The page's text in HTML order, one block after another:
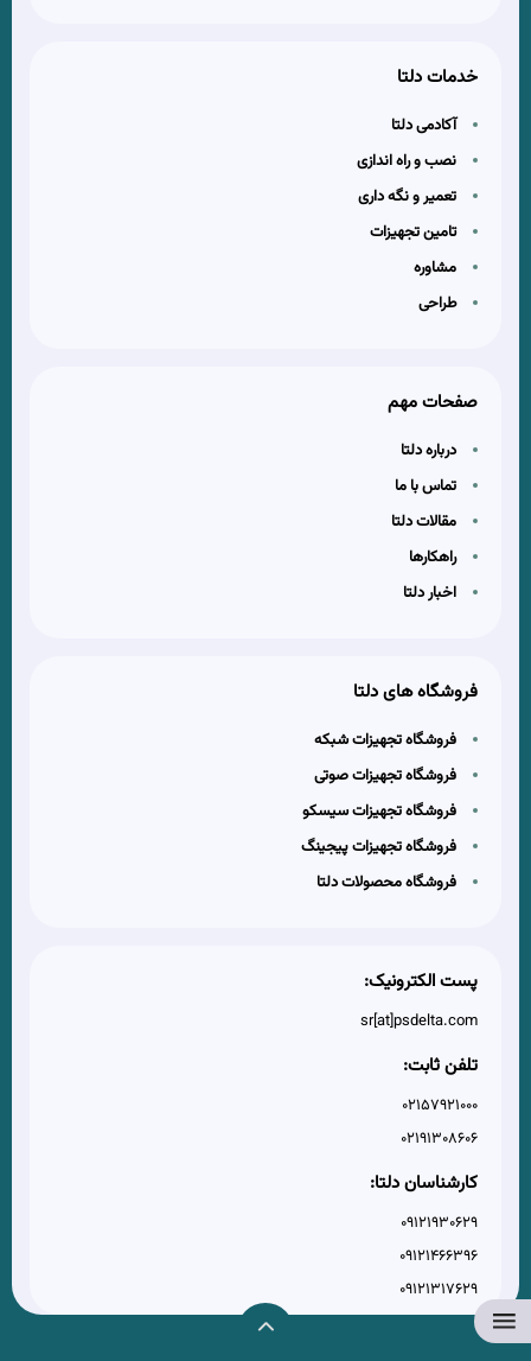
خدمات دلتا
آکادمی دلتا
نصب و راه اندازی
تعمیر و نگه داری
تامین تجهیزات
مشاوره
طراحی
صفحات مهم
درباره دلتا
تماس با ما
مقالات دلتا
راهکارها
اخبار دلتا
فروشگاه های دلتا
فروشگاه تجهیزات شبکه
فروشگاه تجهیزات صوتی
فروشگاه تجهیزات سیسکو
فروشگاه تجهیزات پیجینگ
فروشگاه محصولات دلتا
پست الکترونیک:
sr[at]psdelta.com
تلفن ثابت:
02157921000
02191308606
کارشناسان دلتا:
09121930629
09121466396
09121317629